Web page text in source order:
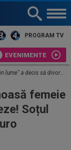
PROGRAM TV
EVENIMENTE
Soțul are peste trei miliarde de euro
femeie
Soțul